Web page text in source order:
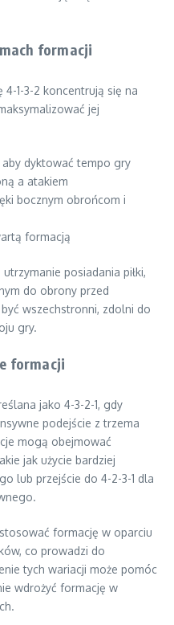
formacji
1-3-2 koncentrują się na
jej
aby dyktować tempo gry
a atakiem
bocznym obrońcom i
formacją
posiadania piłki,
do obrony przed
wszechstronni, zdolni do
gry.
formacji
jako 4-3-2-1, gdy
podejście z trzema
mogą obejmować
jak użycie bardziej
lub przejście do 4-2-3-1 dla
formację w oparciu
co prowadzi do
tych wariacji może pomóc
wdrożyć formację w